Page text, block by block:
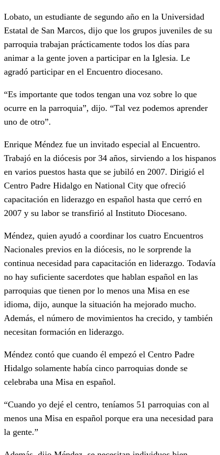
Lobato, un estudiante de segundo año en la Universidad
Estatal de San Marcos, dijo que los grupos juveniles de su
parroquia trabajan prácticamente todos los días para
animar a la gente joven a participar en la Iglesia. Le
agradó participar en el Encuentro diocesano.
“Es importante que todos tengan una voz sobre lo que
ocurre en la parroquia”, dijo. “Tal vez podemos aprender
uno de otro”.
Enrique Méndez fue un invitado especial al Encuentro.
Trabajó en la diócesis por 34 años, sirviendo a los hispanos
en varios puestos hasta que se jubiló en 2007. Dirigió el
Centro Padre Hidalgo en National City que ofreció
capacitación en liderazgo en español hasta que cerró en
2007 y su labor se transfirió al Instituto Diocesano.
Méndez, quien ayudó a coordinar los cuatro Encuentros
Nacionales previos en la diócesis, no le sorprende la
continua necesidad para capacitación en liderazgo. Todavía
no hay suficiente sacerdotes que hablan español en las
parroquias que tienen por lo menos una Misa en ese
idioma, dijo, aunque la situación ha mejorado mucho.
Además, el número de movimientos ha crecido, y también
necesitan formación en liderazgo.
Méndez contó que cuando él empezó el Centro Padre
Hidalgo solamente había cinco parroquias donde se
celebraba una Misa en español.
“Cuando yo dejé el centro, teníamos 51 parroquias con al
menos una Misa en español porque era una necesidad para
la gente.”